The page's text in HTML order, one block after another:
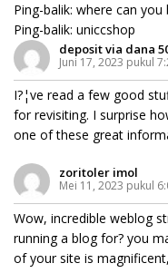
Ping-balik: where can you
Ping-balik: uniccshop
deposit via dana
Juni 17, 2023 pukul
I?¦ve read a few good
for revisiting. I surprise
one of these great
zoritoler imol
Mei 11, 2023 pukul
Wow, incredible weblog
running a blog for? you
of your site is